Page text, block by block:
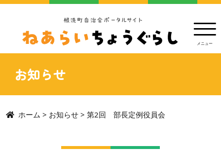
お知らせ
ホーム > お知らせ > 第2回 部長定例役員会